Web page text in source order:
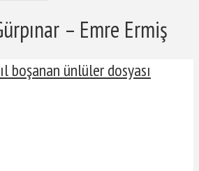
– Emre Ermiş
boşanan ünlüler dosyası